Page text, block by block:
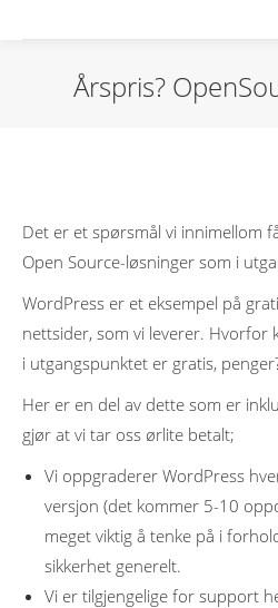
Årspris?
Det er et spørsmål vi innimellom
Open Source-løsninger som i
WordPress er et eksempel på
nettsider, som vi leverer. Hvorfor
i utgangspunktet er gratis,
Her er en del av dette som er
gjør at vi tar oss ørlite betalt;
Vi oppgraderer WordPress
versjon (det kommer 5-10
meget viktig å tenke på i
sikkerhet generelt.
Vi er tilgjengelige for support